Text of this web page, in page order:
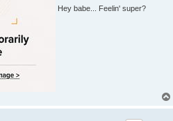
Hey babe... Feelin' super?